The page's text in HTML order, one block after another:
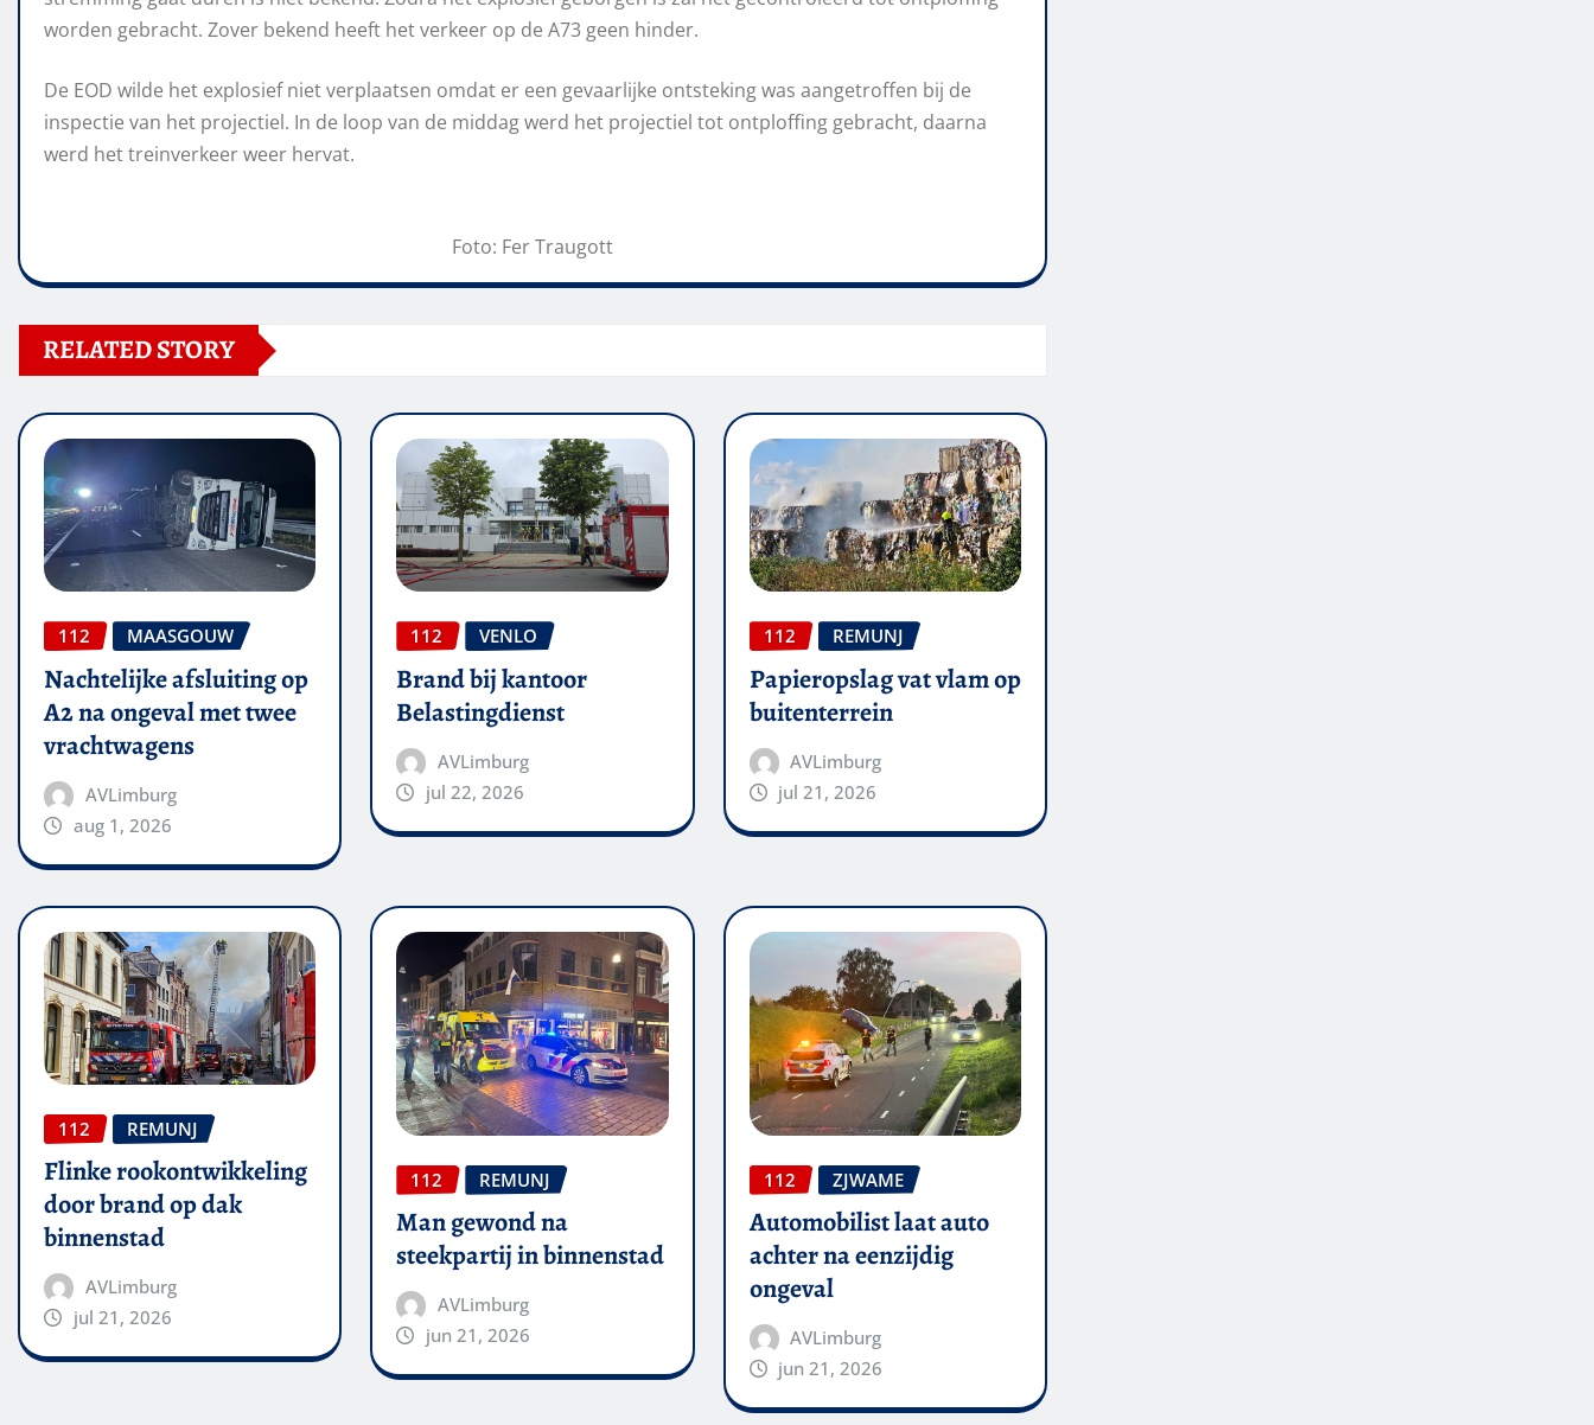
worden gebracht. Zover bekend heeft het verkeer op de A73 geen hinder.
De EOD wilde het explosief niet verplaatsen omdat er een gevaarlijke ontsteking was aangetroffen bij de
inspectie van het projectiel. In de loop van de middag werd het projectiel tot ontploffing gebracht, daarna
werd het treinverkeer weer hervat.
Foto: Fer Traugott
RELATED STORY
112 MAASGOUW
Nachtelijke afsluiting op
A2 na ongeval met twee
vrachtwagens
AVLimburg
aug 1, 2026
112 VENLO
Brand bij kantoor
Belastingdienst
AVLimburg
jul 22, 2026
112 REMUNJ
Papieropslag vat vlam op
buitenterrein
AVLimburg
jul 21, 2026
112 REMUNJ
Flinke rookontwikkeling
door brand op dak
binnenstad
AVLimburg
jul 21, 2026
112 REMUNJ
Man gewond na
steekpartij in binnenstad
AVLimburg
jun 21, 2026
112 ZJWAME
Automobilist laat auto
achter na eenzijdig
ongeval
AVLimburg
jun 21, 2026